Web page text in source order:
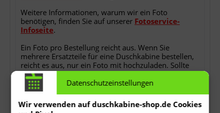
Weitere Informationen, warum wir ein Foto
benötigen, finden Sie auf unserer Fotoservice-
Infoseite.
Ein Foto pro Bestellung reicht aus. Wenn Sie
mehrere Ersatzteile für eine Duschkabine bestellen,
reicht es aus, nur ein Foto mit hochzuladen. Sollte
der Upload bei Ihnen (z.B. wegen veraltetem
Browser o.ä.) hier nicht funktionieren, können Sie
uns das Foto auch per E-Mail als Antwort auf die
Bestellbestätigung nach der Bestellung zusenden.
Ohne das Foto können wir Ihren Auftrag nicht
Datenschutzeinstellungen
Wir verwenden auf duschkabine-shop.de Cookies